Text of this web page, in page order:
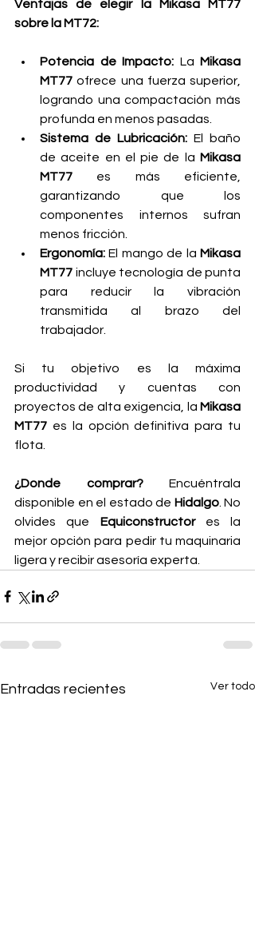
Ventajas de elegir la Mikasa MT77
sobre la MT72:
Potencia de Impacto: La Mikasa
MT77 ofrece una fuerza superior,
logrando una compactación más
profunda en menos pasadas.
Sistema de Lubricación: El baño
de aceite en el pie de la Mikasa
MT77 es más eficiente,
garantizando que los
componentes internos sufran
menos fricción.
Ergonomía: El mango de la Mikasa
MT77 incluye tecnología de punta
para reducir la vibración
transmitida al brazo del
trabajador.
Si tu objetivo es la máxima
productividad y cuentas con
proyectos de alta exigencia, la Mikasa
MT77 es la opción definitiva para tu
flota.
¿Donde comprar? Encuéntrala
disponible en el estado de Hidalgo. No
olvides que Equiconstructor es la
mejor opción para pedir tu maquinaria
ligera y recibir asesoría experta.
Entradas recientes Ver todo